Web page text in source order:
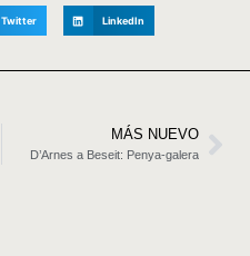
Twitter LinkedIn
MÁS NUEVO
D’Arnes a Beseit: Penya-galera